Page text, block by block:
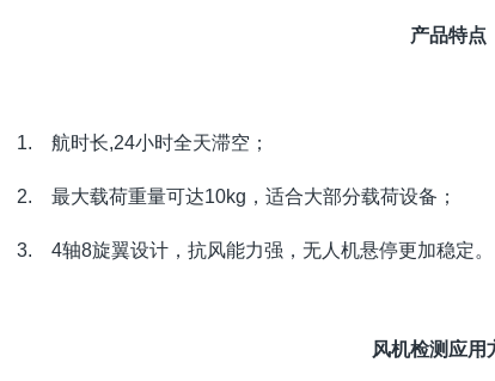
产品特点
1. 航时长,24小时全天滞空；
2. 最大载荷重量可达10kg，适合大部分载荷设备；
3. 4轴8旋翼设计，抗风能力强，无人机悬停更加稳定。
风机检测应用